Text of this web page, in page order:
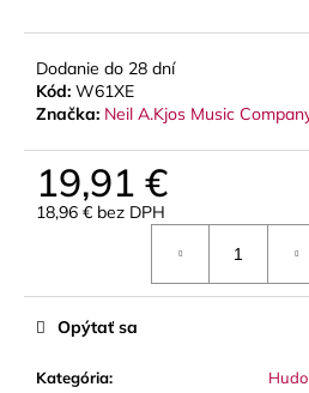
Dodanie do 28 dní
Kód: W61XE
Značka: Neil A.Kjos Music
19,91 €
18,96 € bez DPH
Kategória:
Opýtať sa